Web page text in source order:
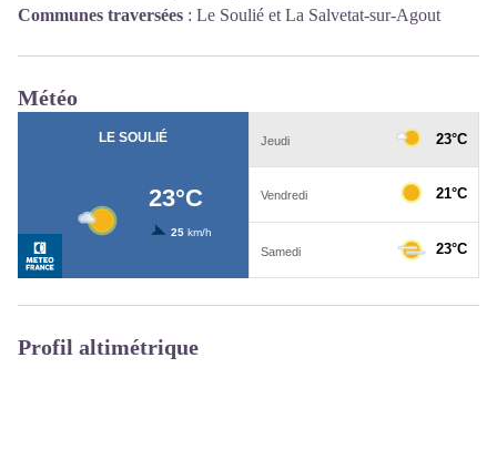
Communes traversées : Le Soulié et La Salvetat-sur-Agout
Météo
Profil altimétrique